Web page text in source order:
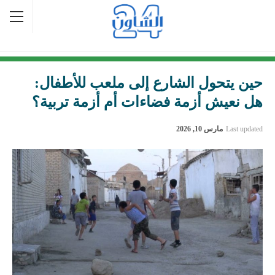
حين يتحول الشارع إلى ملعب للأطفال:
هل نعيش أزمة فضاءات أم أزمة تربية؟
Last updated مارس 10, 2026